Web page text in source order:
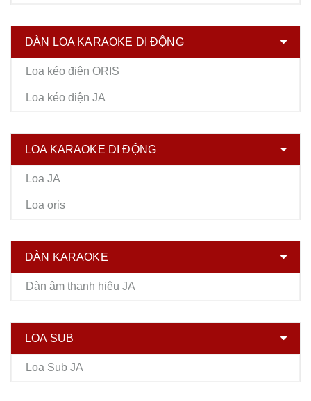
DÀN LOA KARAOKE DI ĐỘNG
Loa kéo điện ORIS
Loa kéo điện JA
LOA KARAOKE DI ĐỘNG
Loa JA
Loa oris
DÀN KARAOKE
Dàn âm thanh hiệu JA
LOA SUB
Loa Sub JA